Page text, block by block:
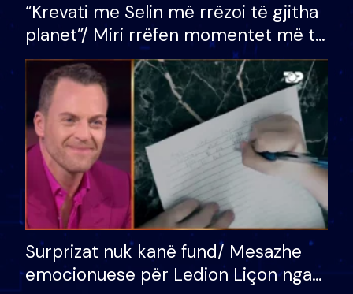
“Krevati me Selin më rrëzoi të gjitha
planet”/ Miri rrëfen momentet më të
bukura në shtëpinë e BB VIP: Do më
mungojë zilja e mëngjesit kur…
Surprizat nuk kanë fund/ Mesazhe
emocionuese për Ledion Liçon nga